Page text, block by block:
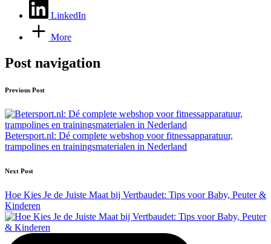
LinkedIn
More
Post navigation
Previous Post
Betersport.nl: Dé complete webshop voor fitnessapparatuur,
trampolines en trainingsmaterialen in Nederland
Next Post
Hoe Kies Je de Juiste Maat bij Vertbaudet: Tips voor Baby, Peuter &
Kinderen